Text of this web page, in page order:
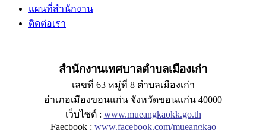
แผนที่สำนักงาน
ติดต่อเรา
สำนักงานเทศบาลตำบลเมืองเก่า
เลขที่ 63 หมู่ที่ 8 ตำบลเมืองเก่า
อำเภอเมืองขอนแก่น จังหวัดขอนแก่น 40000
เว็บไซต์ : www.mueangkaokk.go.th
Faecbook : www.facebook.com/mueangkao